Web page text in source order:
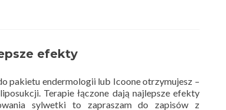
efekty
pakietu endermologii lub Icoone otrzymujesz –
Terapie łączone dają najlepsze efekty
sylwetki to zapraszam do zapisów z